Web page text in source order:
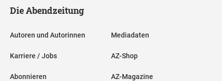
Die Abendzeitung
Autoren und Autorinnen
Karriere / Jobs
Abonnieren
Mediadaten
AZ-Shop
AZ-Magazine